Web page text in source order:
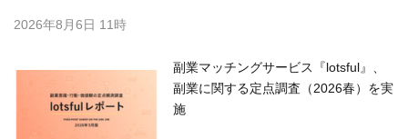
2026年8月6日 11時
副業マッチングサービス『lotsful』、
副業に関する定点調査（2026春）を実
施